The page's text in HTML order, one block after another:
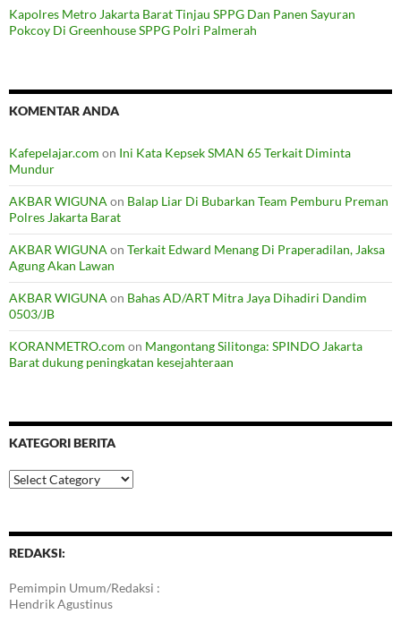
Kapolres Metro Jakarta Barat Tinjau SPPG Dan Panen Sayuran
Pokcoy Di Greenhouse SPPG Polri Palmerah
KOMENTAR ANDA
Kafepelajar.com on Ini Kata Kepsek SMAN 65 Terkait Diminta
Mundur
AKBAR WIGUNA on Balap Liar Di Bubarkan Team Pemburu Preman
Polres Jakarta Barat
AKBAR WIGUNA on Terkait Edward Menang Di Praperadilan, Jaksa
Agung Akan Lawan
AKBAR WIGUNA on Bahas AD/ART Mitra Jaya Dihadiri Dandim
0503/JB
KORANMETRO.com on Mangontang Silitonga: SPINDO Jakarta
Barat dukung peningkatan kesejahteraan
KATEGORI BERITA
Kategori
Berita
REDAKSI:
Pemimpin Umum/Redaksi :
Hendrik Agustinus